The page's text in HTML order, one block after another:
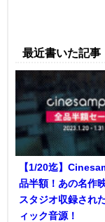
最近書いた記事
【1/20迄】
品半額！あの名作
スタジオ収録され
ィック音源！